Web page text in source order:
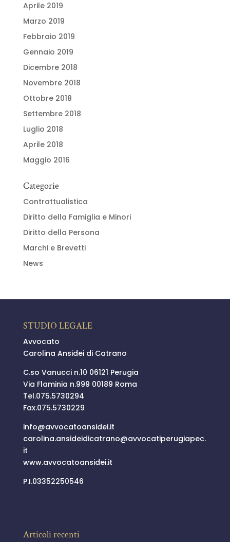
Aprile 2019
Marzo 2019
Febbraio 2019
Gennaio 2019
Dicembre 2018
Novembre 2018
Ottobre 2018
Settembre 2018
Luglio 2018
Aprile 2018
Maggio 2016
Categorie
Contrattualistica
Diritto della Famiglia e Minori
Diritto della Persona
Marchi e Brevetti
News
STUDIO LEGALE
Avvocato
Carolina Ansidei di Catrano
C.so Vanucci n.10 06121 Perugia
Via Flaminia n.999 00189 Roma
Tel.075.5730294
Fax.075.5730229
info@avvocatoansidei.it
carolina.ansideidicatrano@avvocatiperugiapec.
it
www.avvocatoansidei.it
P.I.03352250546
Articoli recenti